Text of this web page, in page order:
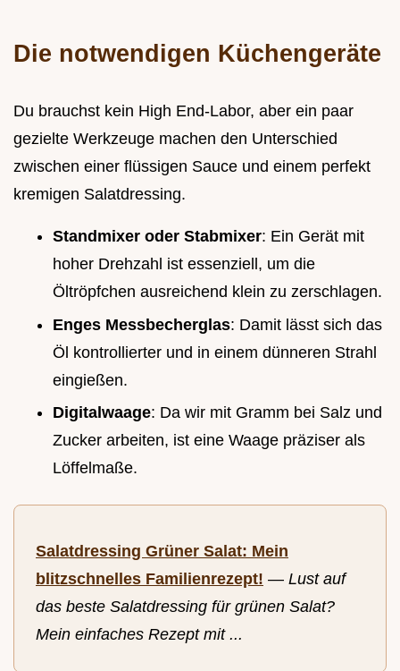
Die notwendigen Küchengeräte
Du brauchst kein High End-Labor, aber ein paar
gezielte Werkzeuge machen den Unterschied
zwischen einer flüssigen Sauce und einem perfekt
kremigen Salatdressing.
Standmixer oder Stabmixer: Ein Gerät mit
hoher Drehzahl ist essenziell, um die
Öltröpfchen ausreichend klein zu zerschlagen.
Enges Messbecherglas: Damit lässt sich das
Öl kontrollierter und in einem dünneren Strahl
eingießen.
Digitalwaage: Da wir mit Gramm bei Salz und
Zucker arbeiten, ist eine Waage präziser als
Löffelmaße.
Salatdressing Grüner Salat: Mein
blitzschnelles Familienrezept! — Lust auf
das beste Salatdressing für grünen Salat?
Mein einfaches Rezept mit ...